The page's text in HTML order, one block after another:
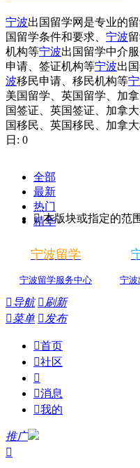
宁波出国留学网是专业的
国留学条件和要求、 宁波
机构等宁波出国留学中介
申请、签证机构等宁波出
波移民申请、移民机构等
美国留学、英国留学、加
国签证、英国签证、加拿
国移民、英国移民、加拿
日: 0
全部
最新
热门
精华
 本版块或指定的范
宁波留学
宁波留学服务中心 宁波
导航 刷新
菜单 发布
首页
社区

消息
我的
推广
